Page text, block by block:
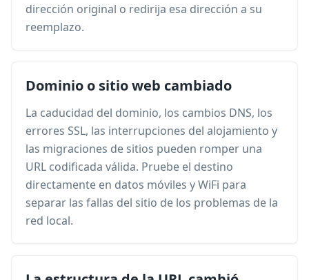
dirección original o redirija esa dirección a su
reemplazo.
Dominio o sitio web cambiado
La caducidad del dominio, los cambios DNS, los
errores SSL, las interrupciones del alojamiento y
las migraciones de sitios pueden romper una
URL codificada válida. Pruebe el destino
directamente en datos móviles y WiFi para
separar las fallas del sitio de los problemas de la
red local.